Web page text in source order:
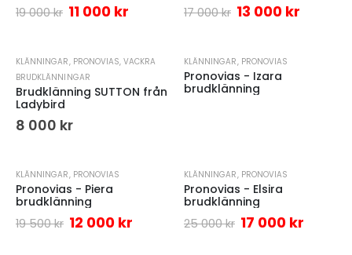
19 000kr 11 000 kr
17 000kr 13 000 kr
KLÄNNINGAR, PRONOVIAS,VACKRA
BRUDKLÄNNINGAR
Brudklänning SUTTON från
Ladybird
8 000 kr
KLÄNNINGAR, PRONOVIAS
Pronovias - Izara
brudklänning
-38%
KLÄNNINGAR, PRONOVIAS
Pronovias - Piera
brudklänning
19 500kr 12 000 kr
-32%
KLÄNNINGAR, PRONOVIAS
Pronovias - Elsira
brudklänning
25 000kr 17 000 kr